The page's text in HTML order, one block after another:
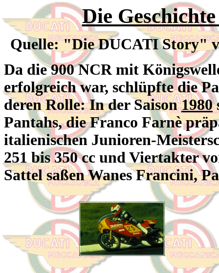
Die
Quelle: "Die DUCATI Story"
Da die 900 NCR mit
erfolgreich war, schlüpfte die
deren Rolle: In der Saison1980
Pantahs, die Franco Farnè
italienischen Junioren-
251 bis 350 cc und Viertakter
Sattel saßen Wanes Francini,